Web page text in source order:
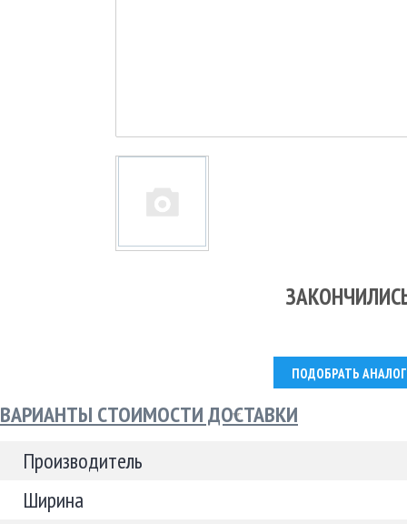
ПОДОБРАТЬ АНАЛОГ
ВАРИАНТЫ СТОИМОСТИ ДОСТАВКИ
Производитель
Ширина